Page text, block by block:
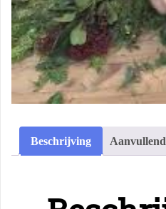
Beschrijving